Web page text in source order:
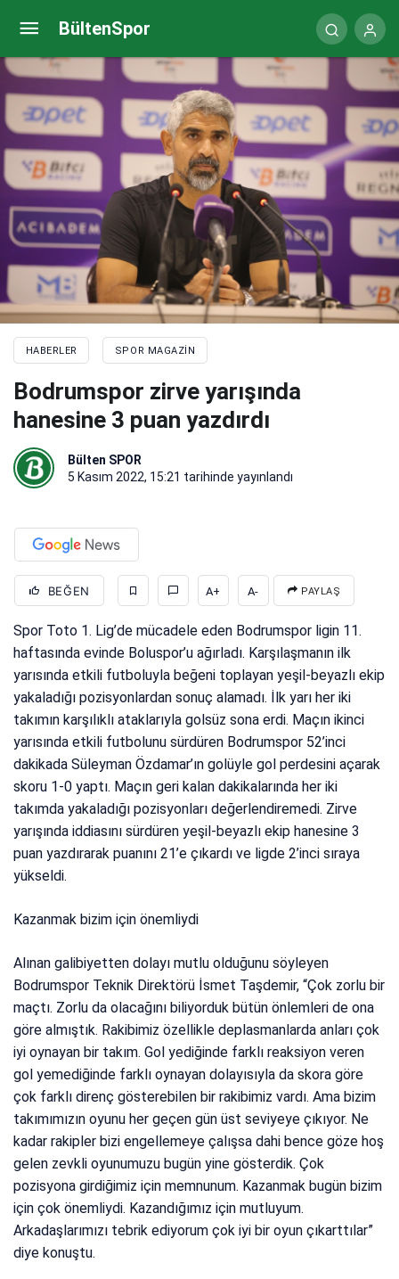
BültenSpor
HABERLER SPOR MAGAZIN
Bodrumspor zirve yarışında
hanesine 3 puan yazdırdı
Bülten SPOR
5 Kasım 2022, 15:21 tarihinde yayınlandı
BEĞEN A+ A- PAYLAŞ
Spor Toto 1. Lig’de mücadele eden Bodrumspor ligin 11.
haftasında evinde Boluspor’u ağırladı. Karşılaşmanın ilk
yarısında etkili futboluyla beğeni toplayan yeşil-beyazlı ekip
yakaladığı pozisyonlardan sonuç alamadı. İlk yarı her iki
takımın karşılıklı ataklarıyla golsüz sona erdi. Maçın ikinci
yarısında etkili futbolunu sürdüren Bodrumspor 52’inci
dakikada Süleyman Özdamar’ın golüyle gol perdesini açarak
skoru 1-0 yaptı. Maçın geri kalan dakikalarında her iki
takımda yakaladığı pozisyonları değerlendiremedi. Zirve
yarışında iddiasını sürdüren yeşil-beyazlı ekip hanesine 3
puan yazdırarak puanını 21’e çıkardı ve ligde 2’inci sıraya
yükseldi.
Kazanmak bizim için önemliydi
Alınan galibiyetten dolayı mutlu olduğunu söyleyen
Bodrumspor Teknik Direktörü İsmet Taşdemir, “Çok zorlu bir
maçtı. Zorlu da olacağını biliyorduk bütün önlemleri de ona
göre almıştık. Rakibimiz özellikle deplasmanlarda anları çok
iyi oynayan bir takım. Gol yediğinde farklı reaksiyon veren
gol yemediğinde farklı oynayan dolayısıyla da skora göre
çok farklı direnç gösterebilen bir rakibimiz vardı. Ama bizim
takımımızın oyunu her geçen gün üst seviyeye çıkıyor. Ne
kadar rakipler bizi engellemeye çalışsa dahi bence göze hoş
gelen zevkli oyunumuzu bugün yine gösterdik. Çok
pozisyona girdiğimiz için memnunum. Kazanmak bugün bizim
için çok önemliydi. Kazandığımız için mutluyum.
Arkadaşlarımızı tebrik ediyorum çok iyi bir oyun çıkarttılar”
diye konuştu.
Dünyanın en güçlü adamlarının 130 kiloluk mermer
blok kaldırma yarışı nefes kesti